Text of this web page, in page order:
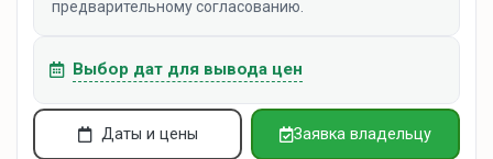
предварительному согласованию.
Выбор дат для вывода цен
Даты и цены Заявка владельцу